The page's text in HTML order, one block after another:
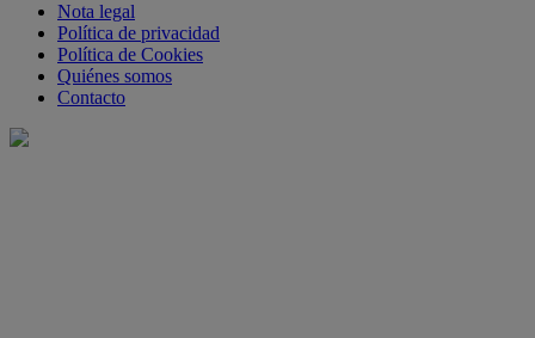
Nota legal
Política de privacidad
Política de Cookies
Quiénes somos
Contacto